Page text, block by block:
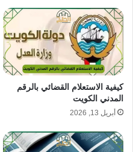
كيفية الاستعلام القضائي بالرقم
المدني الكويت
أبريل 13, 2026